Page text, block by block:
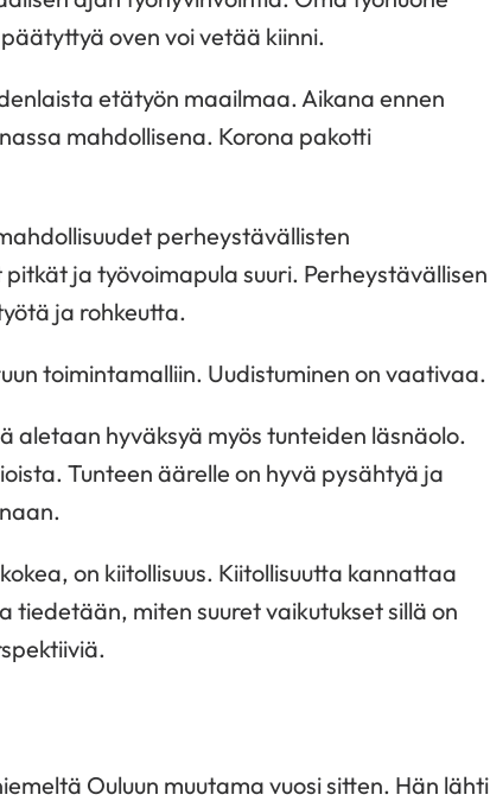
oven voi vetää kiinni.
etätyön maailmaa. Aikana ennen
mahdollisena. Korona pakotti
perheystävällisten
ja työvoimapula suuri. Perheystävällisen
ja rohkeutta.
toimintamalliin. Uudistuminen on vaativaa.
aletaan hyväksyä myös tunteiden läsnäolo.
Tunteen äärelle on hyvä pysähtyä ja
on kiitollisuus. Kiitollisuutta kannattaa
miten suuret vaikutukset sillä on
Ouluun muutama vuosi sitten. Hän lähti